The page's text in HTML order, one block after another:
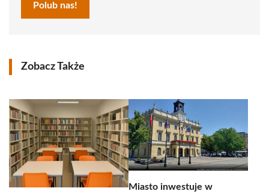
Polub nas!
Zobacz Także
Miasto inwestuje w